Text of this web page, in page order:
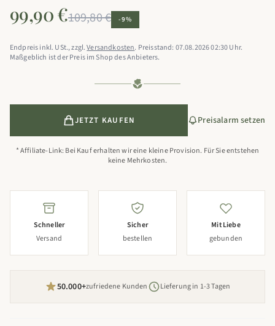
99,90 €109,80 € -9%
Endpreis inkl. USt., zzgl.Versandkosten. Preisstand: 07.08.2026 02:30 Uhr.
Maßgeblich ist der Preis im Shop des Anbieters.
JETZT KAUFEN Preisalarm setzen
* Affiliate-Link: Bei Kauf erhalten wir eine kleine Provision. Für Sie entstehen
keine Mehrkosten.
Schneller
Versand
Sicher
bestellen
Mit Liebe
gebunden
50.000+zufriedene Kunden Lieferung in 1-3 Tagen